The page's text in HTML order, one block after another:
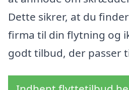
Dette sikrer, at du
firma til din flytning og
godt tilbud, der passer